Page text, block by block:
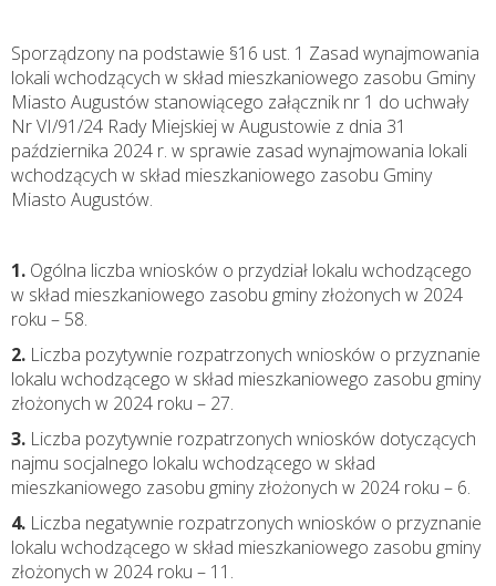
Sporządzony na podstawie §16 ust. 1 Zasad wynajmowania
lokali wchodzących w skład mieszkaniowego zasobu Gminy
Miasto Augustów stanowiącego załącznik nr 1 do uchwały
Nr VI/91/24 Rady Miejskiej w Augustowie z dnia 31
października 2024 r. w sprawie zasad wynajmowania lokali
wchodzących w skład mieszkaniowego zasobu Gminy
Miasto Augustów.
1. Ogólna liczba wniosków o przydział lokalu wchodzącego
w skład mieszkaniowego zasobu gminy złożonych w 2024
roku – 58.
2. Liczba pozytywnie rozpatrzonych wniosków o przyznanie
lokalu wchodzącego w skład mieszkaniowego zasobu gminy
złożonych w 2024 roku – 27.
3. Liczba pozytywnie rozpatrzonych wniosków dotyczących
najmu socjalnego lokalu wchodzącego w skład
mieszkaniowego zasobu gminy złożonych w 2024 roku – 6.
4. Liczba negatywnie rozpatrzonych wniosków o przyznanie
lokalu wchodzącego w skład mieszkaniowego zasobu gminy
złożonych w 2024 roku – 11.